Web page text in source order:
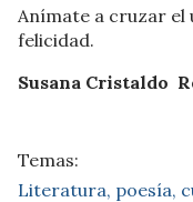
Anímate a cruzar el
felicidad.
Susana Cristaldo
Literatura, poesía,